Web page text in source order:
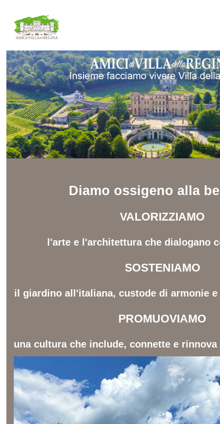
Diamo ossigeno alla
VALORIZZIAMO
l'arte e l'architettura che dialogano
SOSTENIAMO
il giardino all'italiana, custode di armonie
PROMUOVIAMO
una cultura che include, connette e